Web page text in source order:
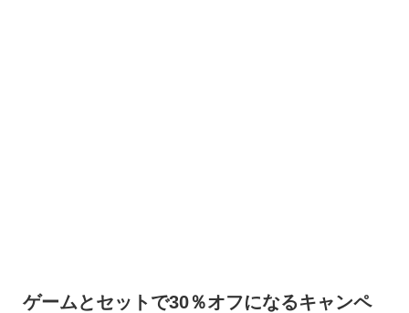
ゲームとセットで30％オフになるキャンペ